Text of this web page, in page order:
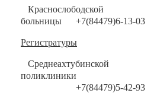
Краснослободской
больницы
+7(84479)6-13-03
Регистратуры
Среднеахтубинской
поликлиники
+7(84479)5-42-93